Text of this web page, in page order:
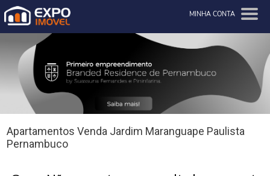
MINHA CONTA
Apartamentos Venda Jardim Maranguape Paulista
Pernambuco